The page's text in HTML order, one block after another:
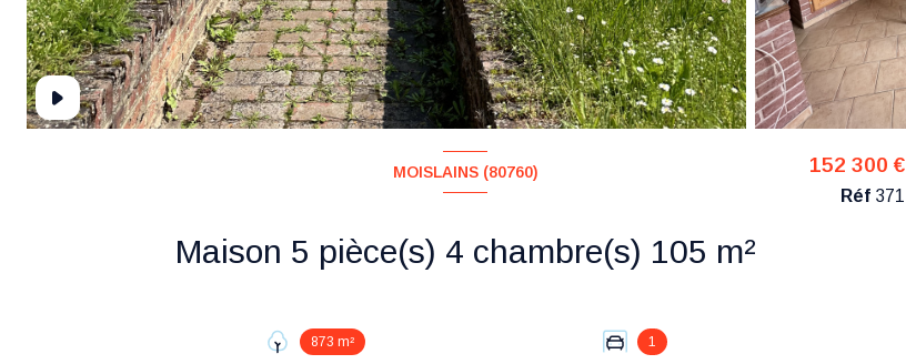
MOISLAINS (80760)
Maison 5 pièce(s) 4 chambre(s) 105 m²
873 m² 1
152 300 €
Réf 371